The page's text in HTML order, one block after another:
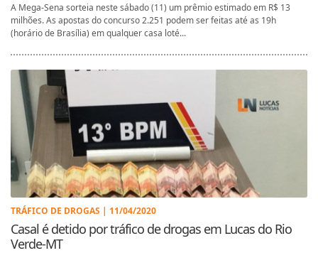
A Mega-Sena sorteia neste sábado (11) um prêmio estimado em R$ 13
milhões. As apostas do concurso 2.251 podem ser feitas até as 19h
(horário de Brasília) em qualquer casa loté...
TRÁFICO DE DROGAS | 11/04/2020
Casal é detido por tráfico de drogas em Lucas do Rio
Verde-MT